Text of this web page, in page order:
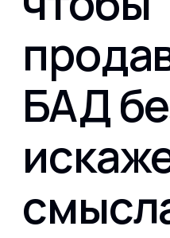
Капсул
Коллагена
Протеина
Спортивного
БАД